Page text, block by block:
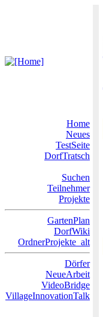
Home
Neues
TestSeite
DorfTratsch
Suchen
Teilnehmer
Projekte
GartenPlan
DorfWiki
OrdnerProjekte_alt
Dörfer
NeueArbeit
VideoBridge
VillageInnovationTalk